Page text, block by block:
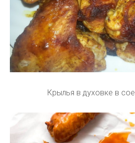
Крылья в духовке в